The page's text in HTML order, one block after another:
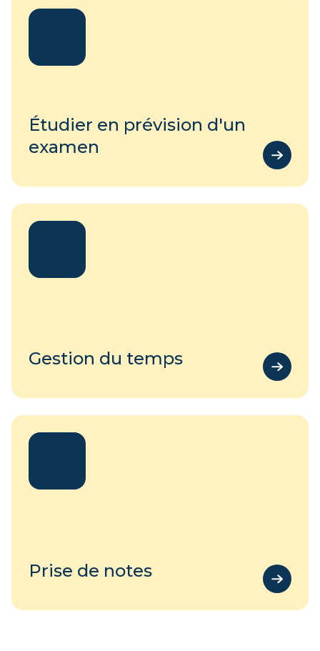
Étudier en prévision d'un
examen
Gestion du temps
Prise de notes